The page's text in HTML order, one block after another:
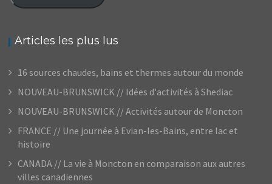
Articles les plus lus
16 sources chaudes, bains et thermes autour du monde
NOUVEAU-BRUNSWICK // Idées d'activités à Shediac
NOUVEAU-BRUNSWICK // Activités autour de Moncton
FRANCE // Une journée à Evian-les-Bains, entre lac et
histoire
CANADA // La vie à Moncton en comparaison aux autres
villes canadiennes